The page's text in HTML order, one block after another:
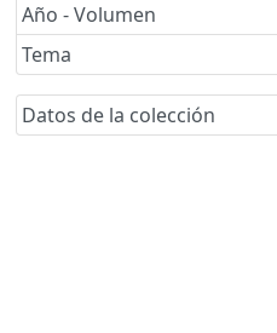
Año - Volumen
Tema
Datos de la colección